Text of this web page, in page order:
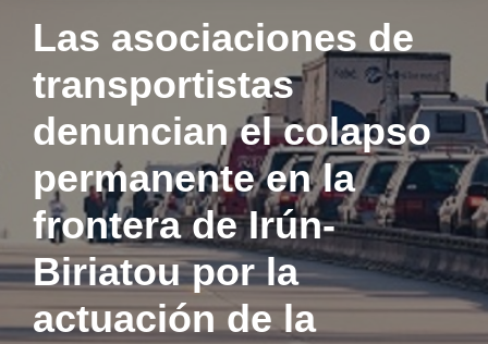
Las asociaciones de
transportistas
denuncian el colapso
permanente en la
frontera de Irún-
Biriatou por la
actuación de la